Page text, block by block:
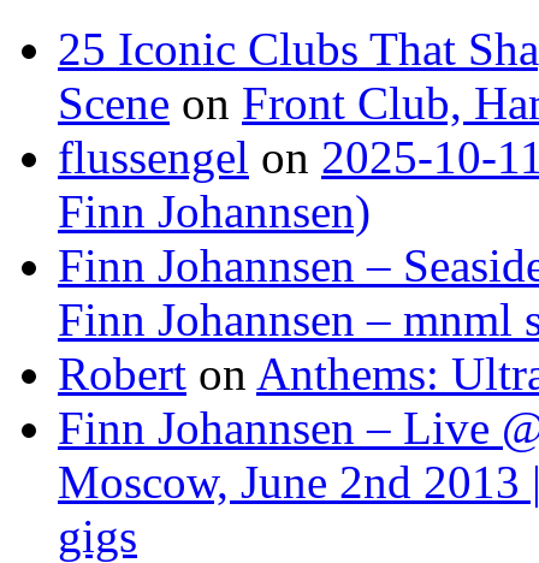
25 Iconic Clubs That
Scene on Front Club,
flussengel on 2025-10-
Finn Johannsen)
Finn Johannsen –
Finn Johannsen – mnml
Robert on Anthems:
Finn Johannsen – Live
Moscow, June 2nd 2013
gigs